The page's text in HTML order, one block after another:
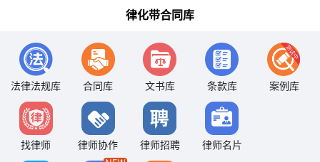
律化带合同库
法律法规库 合同库 文书库 条款库 案例库
找律师 律师协作 律师招聘 律师名片